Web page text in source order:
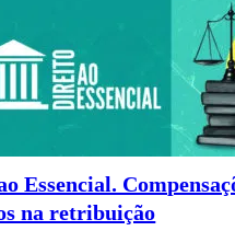
Essencial.
na retribuição